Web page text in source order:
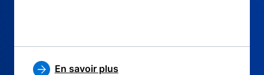
En savoir plus